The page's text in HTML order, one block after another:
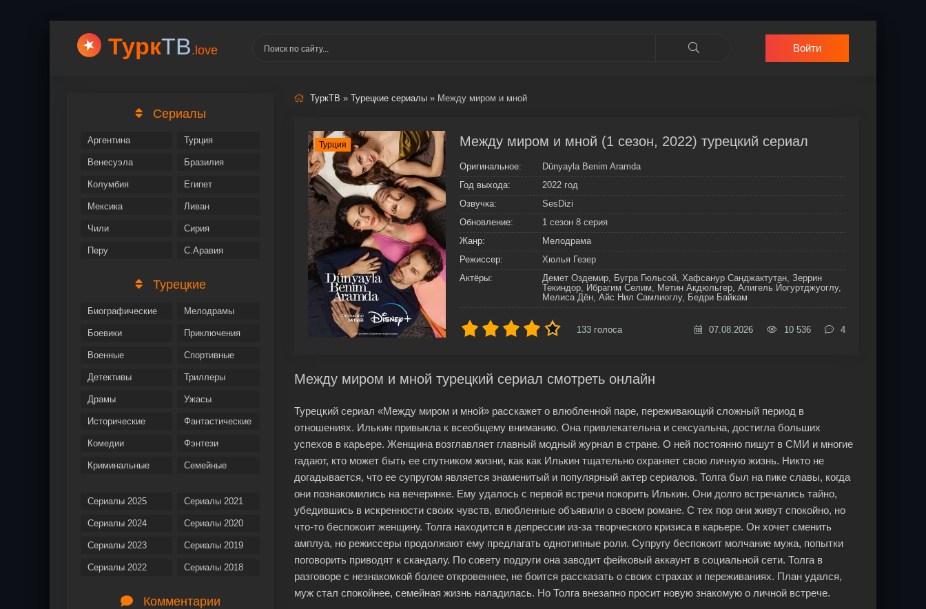
ТуркТВ.love Войти
Сериалы
Аргентина
Венесуэла
Колумбия
Мексика
Чили
Перу
Турция
Бразилия
Египет
Ливан
Сирия
С.Аравия
Турецкие
Биографические
Боевики
Военные
Детективы
Драмы
Исторические
Комедии
Криминальные
Мелодрамы
Приключения
Спортивные
Триллеры
Ужасы
Фантастические
Фэнтези
Семейные
Сериалы 2025
Сериалы 2024
Сериалы 2023
Сериалы 2022
Сериалы 2021
Сериалы 2020
Сериалы 2019
Сериалы 2018
Комментарии
ТуркТВ » Турецкие сериалы » Между миром и мной
Турция Между миром и мной (1 сезон, 2022) турецкий сериал
Оригинальное:
Dünyayla Benim Aramda
Год выхода:
2022 год
Озвучка:
SesDizi
Обновление:
1 сезон 8 серия
Жанр:
Мелодрама
Режиссер:
Хюлья Гезер
Актёры:
Демет Оздемир, Бугра Гюльсой, Хафсанур Санджактутан, Зеррин
Текиндор, Ибрагим Селим, Метин Акдюльгер, Алигель Йогуртджуоглу,
Мелиса Дён, Айс Нил Самлиоглу, Бедри Байкам
133 голоса 07.08.2026 10 536 4
Между миром и мной турецкий сериал смотреть онлайн
Турецкий сериал «Между миром и мной» расскажет о влюбленной паре, переживающий сложный период в
отношениях. Илькин привыкла к всеобщему вниманию. Она привлекательна и сексуальна, достигла больших
успехов в карьере. Женщина возглавляет главный модный журнал в стране. О ней постоянно пишут в СМИ и многие
гадают, кто может быть ее спутником жизни, как как Илькин тщательно охраняет свою личную жизнь. Никто не
догадывается, что ее супругом является знаменитый и популярный актер сериалов. Толга был на пике славы, когда
они познакомились на вечеринке. Ему удалось с первой встречи покорить Илькин. Они долго встречались тайно,
убедившись в искренности своих чувств, влюбленные объявили о своем романе. С тех пор они живут спокойно, но
что-то беспокоит женщину. Толга находится в депрессии из-за творческого кризиса в карьере. Он хочет сменить
амплуа, но режиссеры продолжают ему предлагать однотипные роли. Супругу беспокоит молчание мужа, попытки
поговорить приводят к скандалу. По совету подруги она заводит фейковый аккаунт в социальной сети. Толга в
разговоре с незнакомкой более откровеннее, не боится рассказать о своих страхах и переживаниях. План удался,
муж стал спокойнее, семейная жизнь наладилась. Но Толга внезапно просит новую знакомую о личной встрече.